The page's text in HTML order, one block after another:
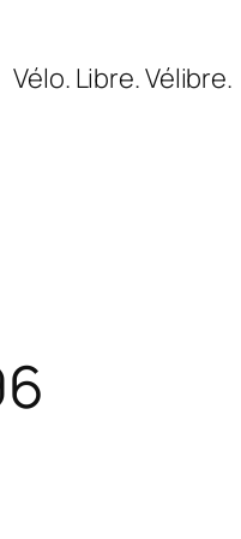
Vélo. Libre. Vélibre.